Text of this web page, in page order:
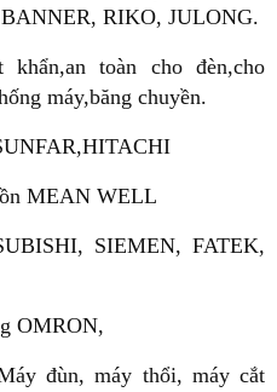
BANNER, RIKO, JULONG.
toàn cho đèn,cho
máy,băng chuyền.
MEAN WELL
SIEMEN, FATEK,
OMRON,
đùn, máy thổi, máy cắt